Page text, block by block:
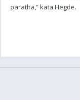
paratha,” kata Hegde.